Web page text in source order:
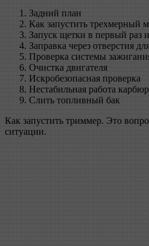
Задний план
Как запустить трехмерный
Запуск щетки в первый раз
Заправка через отверстия
Проверка системы
Очистка двигателя
Искробезопасная проверка
Нестабильная работа
Слить топливный бак
Как запустить триммер. Это
ситуации.